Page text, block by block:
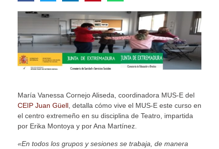
María Vanessa Cornejo Aliseda, coordinadora MUS-E del
CEIP Juan Güell, detalla cómo vive el MUS-E este curso en
el centro extremeño en su disciplina de Teatro, impartida
por Erika Montoya y por Ana Martínez.
«En todos los grupos y sesiones se trabaja, de manera